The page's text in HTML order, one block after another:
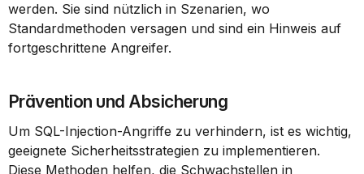
werden. Sie sind nützlich in Szenarien, wo
Standardmethoden versagen und sind ein Hinweis auf
fortgeschrittene Angreifer.
Prävention und Absicherung
Um SQL-Injection-Angriffe zu verhindern, ist es wichtig,
geeignete Sicherheitsstrategien zu implementieren.
Diese Methoden helfen, die Schwachstellen in